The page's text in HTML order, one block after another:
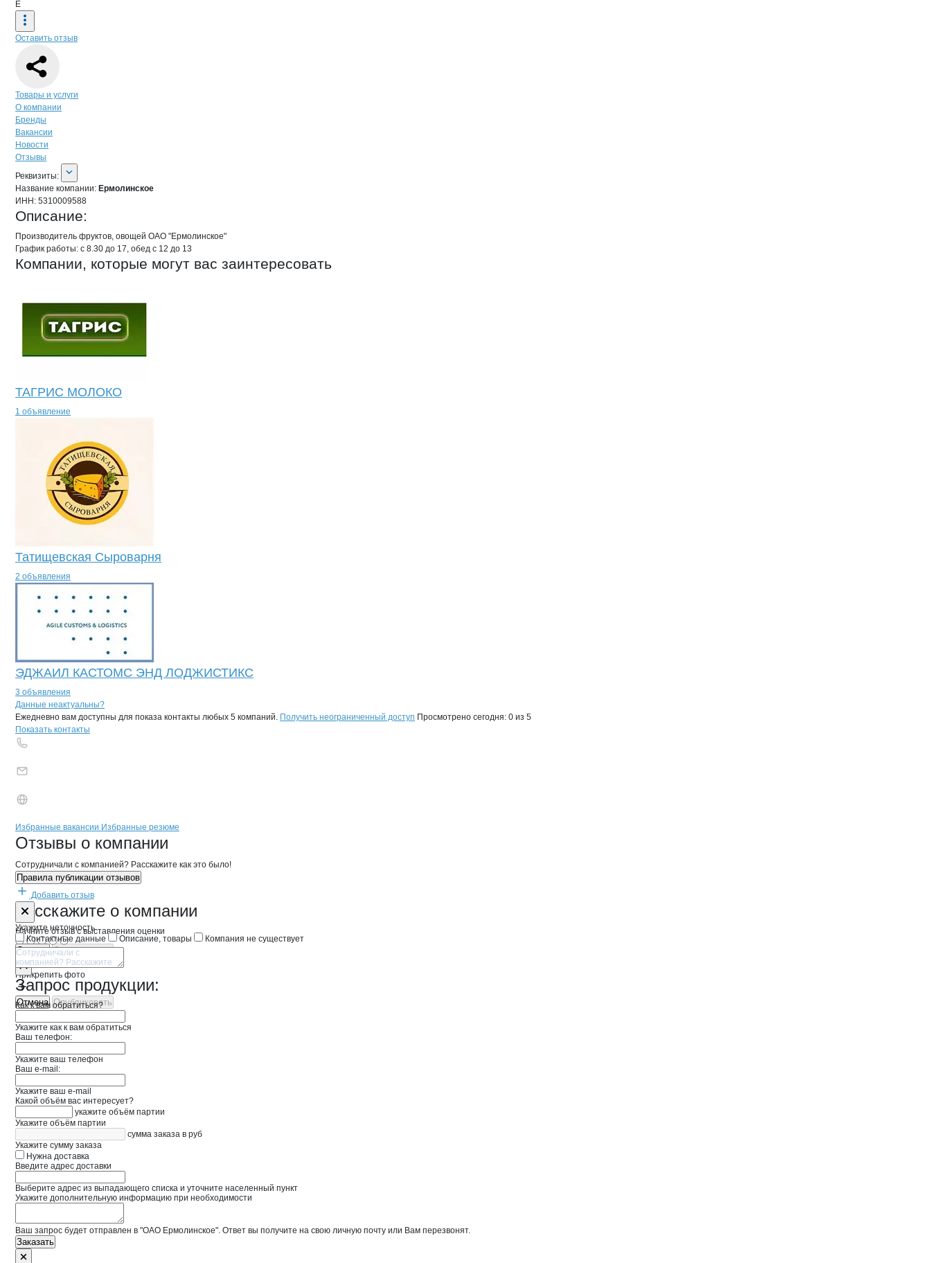
Е
Оставить отзыв
Навигация по странице
Товары и услуги
О компании
Бренды
Вакансии
Новости
Отзывы
О компании
Реквизиты
Реквизиты:
Название компании: Ермолинское
ИНН: 5310009588
Описание:
Производитель фруктов, овощей ОАО "Ермолинское"
График работы: с 8.30 до 17, обед с 12 до 13
Компании, которые могут вас заинтересовать
ТАГРИС МОЛОКО
1 объявление
Татищевская Сыроварня
2 объявления
ЭДЖАИЛ КАСТОМС ЭНД ЛОДЖИСТИКС
3 объявления
Контактыкомпании
+7(800)000-00-..
Данные неактуальны?
Ежедневно вам доступны для показа контакты любых 5 компаний. Получить неограниченный доступ Просмотрено сегодня: 0 из 5
Показать контакты
Брендыкомпани Ермолинское
Вакансии вЕрмолинское
Избранные вакансии Избранные резюме
Новости oЕрмолинское, ОАО
Отзывы о компании
Сотрудничали с компанией? Расскажите как это было!
Правила публикации отзывов
Добавить отзыв
Расскажите о компании
Начните отзыв с выставления оценки
Прикрепить фото
Отмена Опубликовать
Форма обратной связи о неточностях на странице
Укажите неточность
Контактные данные
Описание, товары Компания не существует
Отмена Опубликовать
Запрос продукции:
Как к вам обратиться?
Укажите как к вам обратиться
Ваш телефон:
Укажите ваш телефон
Ваш e-mail:
Укажите ваш e-mail
Какой объём вас интересует?
укажите объём партии
Укажите объём партии
сумма заказа в руб
Укажите сумму заказа
Нужна доставка
Введите адрес доставки
Выберите адрес из выпадающего списка и уточните населенный пункт
Укажите дополнительную информацию при необходимости
Ваш запрос будет отправлен в "ОАО Ермолинское". Ответ вы получите на свою личную почту или Вам перезвонят.
Заказать